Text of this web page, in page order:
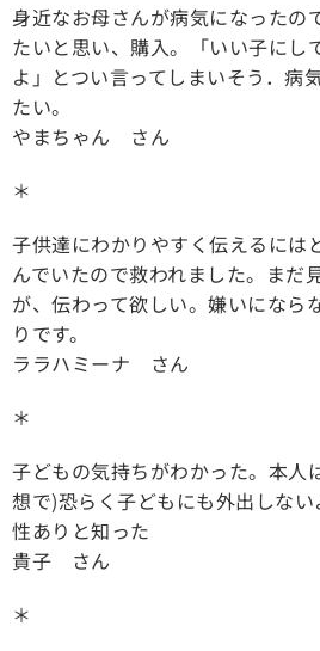
身近なお母さんが病気になったの
たいと思い、購入。「いい子にし
よ」とつい言ってしまいそう．病
たい。
やまちゃん さん
＊
子供達にわかりやすく伝えるには
んでいたので救われました。まだ
が、伝わって欲しい。嫌いになら
りです。
ララハミーナ さん
＊
子どもの気持ちがわかった。本人
想で)恐らく子どもにも外出しな
性ありと知った
貴子 さん
＊